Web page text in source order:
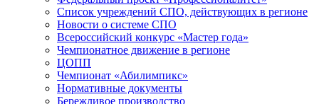
Список учреждений СПО, действующих в регионе
Новости о системе СПО
Всероссийский конкурс «Мастер года»
Чемпионатное движение в регионе
ЦОПП
Чемпионат «Абилимпикс»
Нормативные документы
Бережливое производство